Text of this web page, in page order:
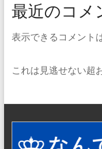
最近のコメ
表示できるコメント
これは見逃せない超